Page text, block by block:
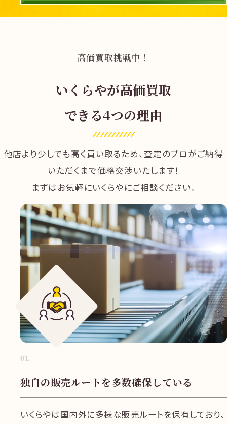
高価買取挑戦中！
いくらやが高価買取
できる4つの理由
他店より少しでも高く買い取るため、査定のプロがご納得
いただくまで価格交渉いたします！
まずはお気軽にいくらやにご相談ください。
01.
独自の販売ルートを多数確保している
いくらやは国内外に多様な販売ルートを保有しており、